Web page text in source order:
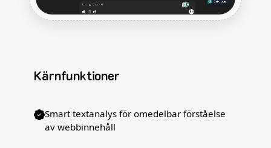
Kärnfunktioner
Smart textanalys för omedelbar förståelse
av webbinnehåll